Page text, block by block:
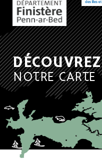
DÉCOUVREZ
NOTRE CARTE